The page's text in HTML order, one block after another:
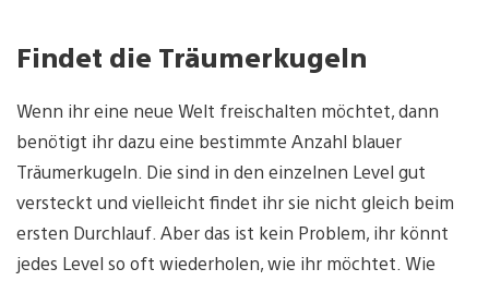
Findet die Träumerkugeln
Wenn ihr eine neue Welt freischalten möchtet, dann
benötigt ihr dazu eine bestimmte Anzahl blauer
Träumerkugeln. Die sind in den einzelnen Level gut
versteckt und vielleicht findet ihr sie nicht gleich beim
ersten Durchlauf. Aber das ist kein Problem, ihr könnt
jedes Level so oft wiederholen, wie ihr möchtet. Wie